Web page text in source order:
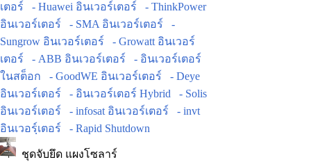
เตอร์
- Huawei อินเวอร์เตอร์
- ThinkPower
อินเวอร์เตอร์
- SMA อินเวอร์เตอร์
-
Sungrow อินเวอร์เตอร์
- Growatt อินเวอร์
เตอร์
- ABB อินเวอร์เตอร์
- อินเวอร์เตอร์
ในสต็อก
- GoodWE อินเวอร์เตอร์
- Deye
อินเวอร์เตอร์
- อินเวอร์เตอร์ Hybrid
- Solis
อินเวอร์เตอร์
- infosat อินเวอร์เตอร์
- invt
อินเวอร์ฺเตอร์
- Rapid Shutdown
ชุดจับยึด แผงโซลาร์